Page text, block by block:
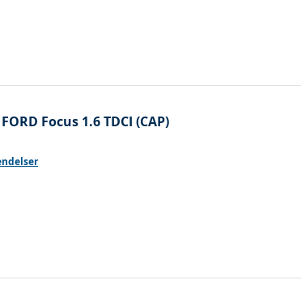
Focus 1.6 TDCI (CAP)